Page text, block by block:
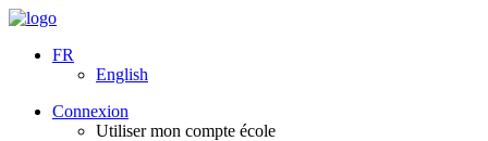
FR
English
Connexion
Utiliser mon compte école